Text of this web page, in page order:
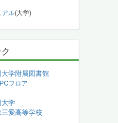
アル(大学)
学附属図書館
フロア
学
愛高等学校